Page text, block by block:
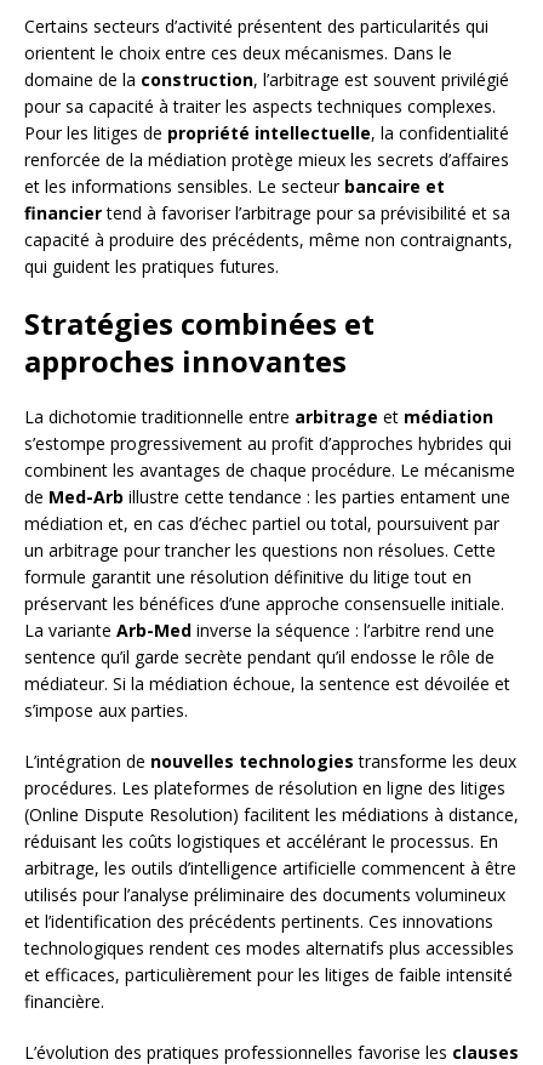
Certains secteurs d’activité présentent des particularités qui
orientent le choix entre ces deux mécanismes. Dans le
domaine de la construction, l’arbitrage est souvent privilégié
pour sa capacité à traiter les aspects techniques complexes.
Pour les litiges de propriété intellectuelle, la confidentialité
renforcée de la médiation protège mieux les secrets d’affaires
et les informations sensibles. Le secteur bancaire et
financiertend à favoriser l’arbitrage pour sa prévisibilité et sa
capacité à produire des précédents, même non contraignants,
qui guident les pratiques futures.
Stratégies combinées et
approches innovantes
La dichotomie traditionnelle entre arbitrage et médiation
s’estompe progressivement au profit d’approches hybrides qui
combinent les avantages de chaque procédure. Le mécanisme
de Med-Arb illustre cette tendance : les parties entament une
médiation et, en cas d’échec partiel ou total, poursuivent par
un arbitrage pour trancher les questions non résolues. Cette
formule garantit une résolution définitive du litige tout en
préservant les bénéfices d’une approche consensuelle initiale.
La variante Arb-Med inverse la séquence : l’arbitre rend une
sentence qu’il garde secrète pendant qu’il endosse le rôle de
médiateur. Si la médiation échoue, la sentence est dévoilée et
s’impose aux parties.
L’intégration de nouvelles technologies transforme les deux
procédures. Les plateformes de résolution en ligne des litiges
(Online Dispute Resolution) facilitent les médiations à distance,
réduisant les coûts logistiques et accélérant le processus. En
arbitrage, les outils d’intelligence artificielle commencent à être
utilisés pour l’analyse préliminaire des documents volumineux
et l’identification des précédents pertinents. Ces innovations
technologiques rendent ces modes alternatifs plus accessibles
et efficaces, particulièrement pour les litiges de faible intensité
financière.
L’évolution des pratiques professionnelles favorise les clauses